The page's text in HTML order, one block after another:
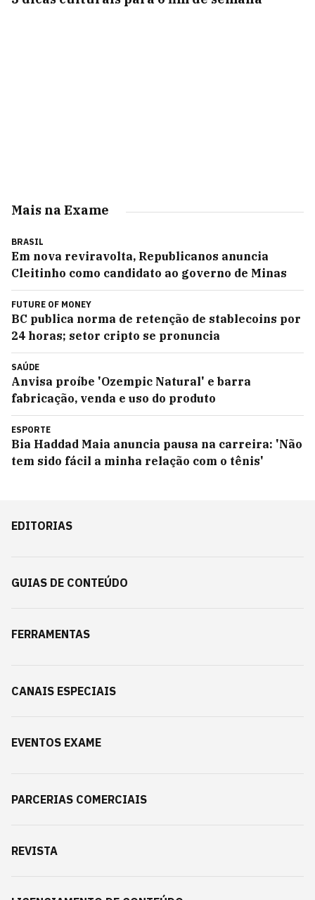
Mais na Exame
BRASIL
Em nova reviravolta, Republicanos anuncia
Cleitinho como candidato ao governo de Minas
FUTURE OF MONEY
BC publica norma de retenção de stablecoins por
24 horas; setor cripto se pronuncia
SAÚDE
Anvisa proíbe 'Ozempic Natural' e barra
fabricação, venda e uso do produto
ESPORTE
Bia Haddad Maia anuncia pausa na carreira: 'Não
tem sido fácil a minha relação com o tênis'
EDITORIAS
GUIAS DE CONTEÚDO
FERRAMENTAS
CANAIS ESPECIAIS
EVENTOS EXAME
PARCERIAS COMERCIAIS
REVISTA